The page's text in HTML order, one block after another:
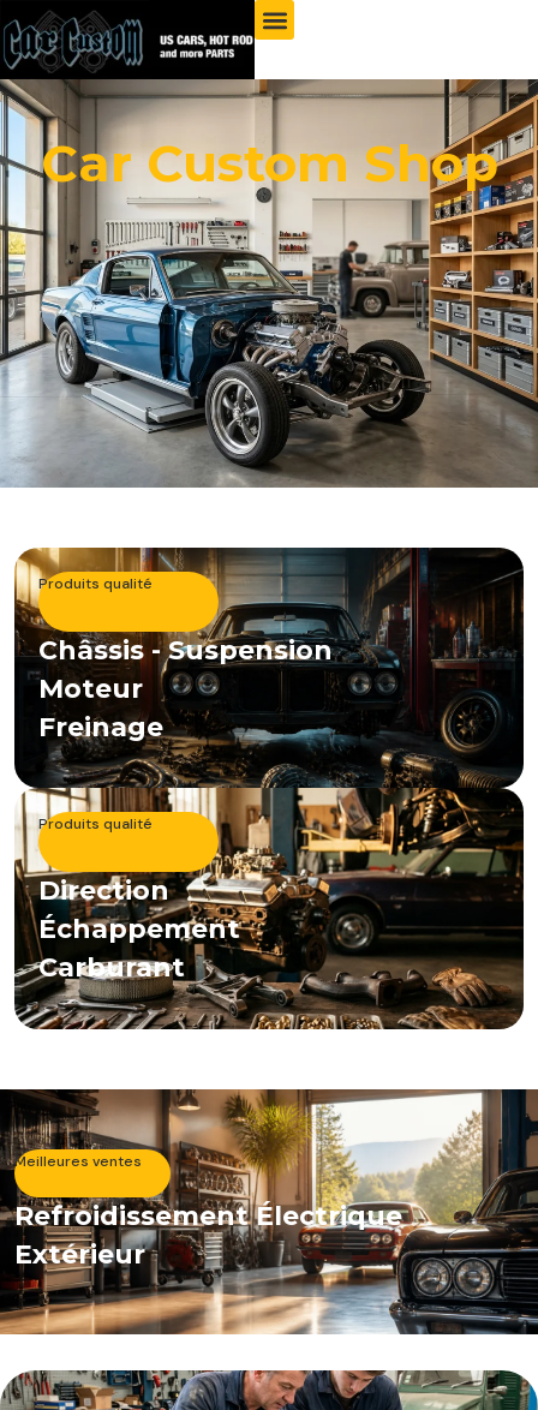
Car Custom Shop
Produits qualité
Châssis - Suspension
Moteur
Freinage
Produits qualité
Direction
Échappement
Carburant
Meilleures ventes
Refroidissement Électrique
Extérieur